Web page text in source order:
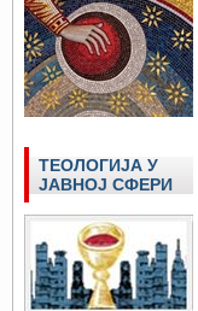
ТЕОЛОГИЈА У
ЈАВНОЈ СФЕРИ